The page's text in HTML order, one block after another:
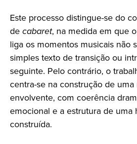
Este processo distingue-se do
decabaret, na medida em que
liga os momentos musicais não
simples texto de transição ou
seguinte. Pelo contrário, o
centra-se na construção de uma
envolvente, com coerência
emocional e a estrutura de uma
construída.